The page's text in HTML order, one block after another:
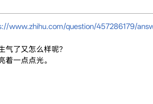
www.zhihu.com/question/457286179/
气了又怎么样呢?
一点点光。